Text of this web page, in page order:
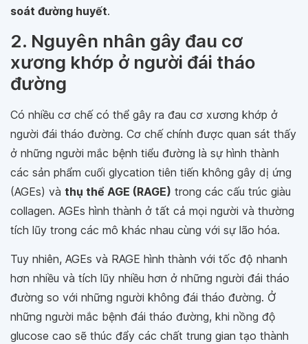
soát đường huyết.
2. Nguyên nhân gây đau cơ
xương khớp ở người đái tháo
đường
Có nhiều cơ chế có thể gây ra đau cơ xương khớp ở
người đái tháo đường. Cơ chế chính được quan sát thấy
ở những người mắc bệnh tiểu đường là sự hình thành
các sản phẩm cuối glycation tiên tiến không gây dị ứng
(AGEs) và thụ thể AGE (RAGE) trong các cấu trúc giàu
collagen. AGEs hình thành ở tất cả mọi người và thường
tích lũy trong các mô khác nhau cùng với sự lão hóa.
Tuy nhiên, AGEs và RAGE hình thành với tốc độ nhanh
hơn nhiều và tích lũy nhiều hơn ở những người đái tháo
đường so với những người không đái tháo đường. Ở
những người mắc bệnh đái tháo đường, khi nồng độ
glucose cao sẽ thúc đẩy các chất trung gian tạo thành